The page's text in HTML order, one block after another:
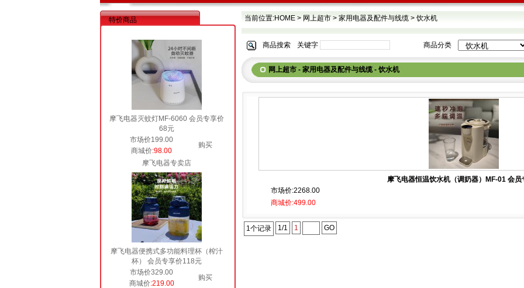
特价商品
摩飞电器灭蚊灯MF-6060 会员专享价
68元
市场价199.00
购买
商城价:98.00
摩飞电器专卖店
摩飞电器便携式多功能料理杯（榨汁
杯） 会员专享价118元
市场价329.00
购买
商城价:219.00
当前位置:HOME> 网上超市> 家用电器及配件与线缆> 饮水机
商品搜索 关键字 商品分类
网上超市 - 家用电器及配件与线缆 - 饮水机
摩飞电器恒温饮水机（调奶器）MF-01 会员
市场价:2268.00
商城价:499.00
1个记录 1/1 1 GO